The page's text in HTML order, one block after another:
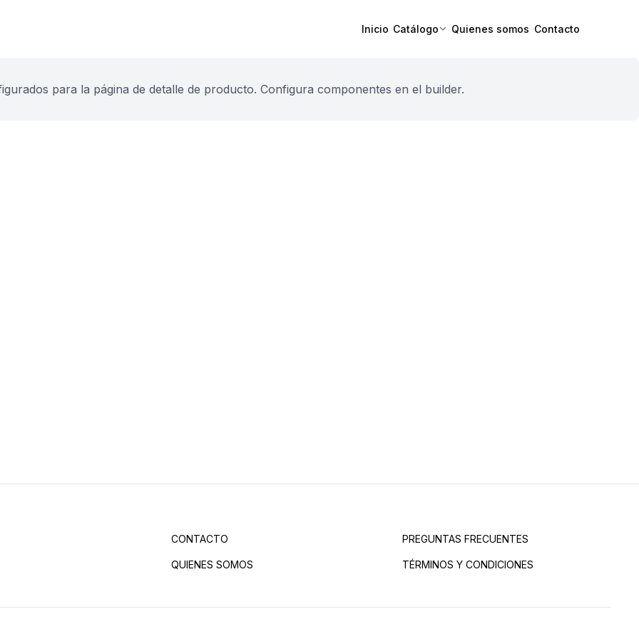
Inicio Catálogo Quienes somos Contacto
para la página de detalle de producto. Configura componentes en el builder.
CONTACTO
QUIENES SOMOS
PREGUNTAS FRECUENTES
TÉRMINOS Y CONDICIONES